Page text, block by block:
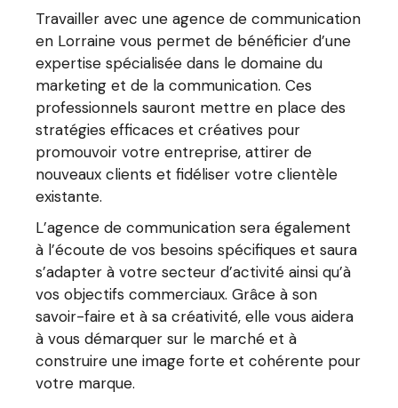
Travailler avec une agence de communication
en Lorraine vous permet de bénéficier d’une
expertise spécialisée dans le domaine du
marketing et de la communication. Ces
professionnels sauront mettre en place des
stratégies efficaces et créatives pour
promouvoir votre entreprise, attirer de
nouveaux clients et fidéliser votre clientèle
existante.
L’agence de communication sera également
à l’écoute de vos besoins spécifiques et saura
s’adapter à votre secteur d’activité ainsi qu’à
vos objectifs commerciaux. Grâce à son
savoir-faire et à sa créativité, elle vous aidera
à vous démarquer sur le marché et à
construire une image forte et cohérente pour
votre marque.